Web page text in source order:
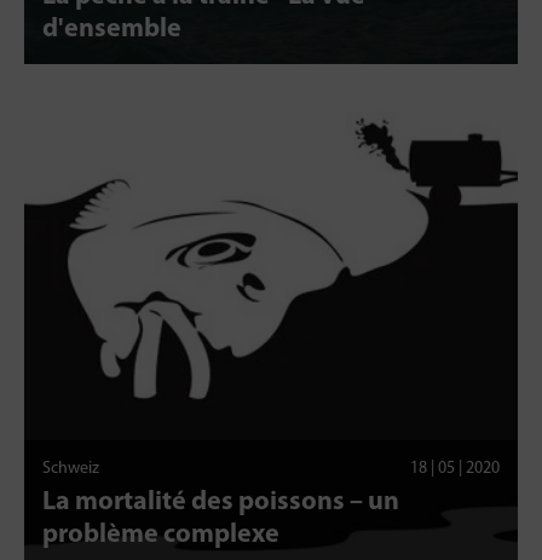
d'ensemble
Schweiz 18 | 05 | 2020
La mortalité des poissons – un
problème complexe